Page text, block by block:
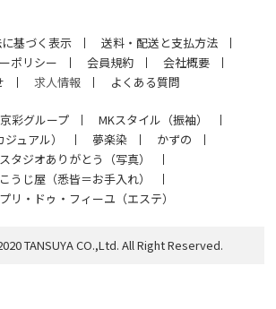
基づく表示
送料・配送と支払方法
ポリシー
会員規約
会社概要
求人情報 よくある質問
彩グループ
MKスタイル（振袖）
ュアル）
夢楽染
かずの
スタジオありがとう（写真）
こうじ屋（悉皆＝お手入れ）
リ・ドゥ・フィーユ（エステ）
TANSUYA CO.,Ltd. All Right Reserved.